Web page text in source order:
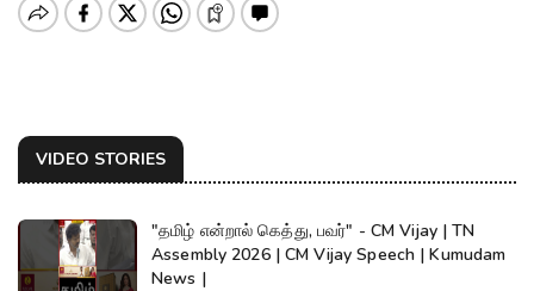
VIDEO STORIES
"தமிழ் என்றால் கெத்து, பவர்" - CM Vijay | TN
Assembly 2026 | CM Vijay Speech | Kumudam
News |